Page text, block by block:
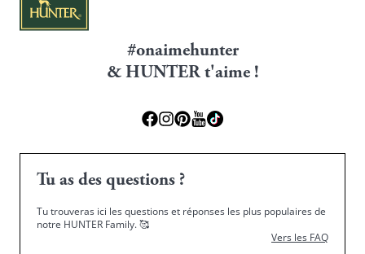
#onaimehunter
& HUNTER t'aime !
Tu as des questions ?
Tu trouveras ici les questions et réponses les plus populaires de
notre HUNTER Family.🥰
Vers les FAQ